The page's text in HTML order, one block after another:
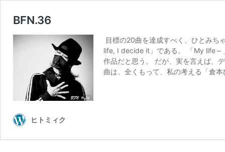
BFN.36
目標の20曲を達成すべく、ひとみち
life, I decide it」である。 「My life～
作品だと思う。 だが、実を言えば、
曲は、全くもって、私の考える「倉
ヒトミィク